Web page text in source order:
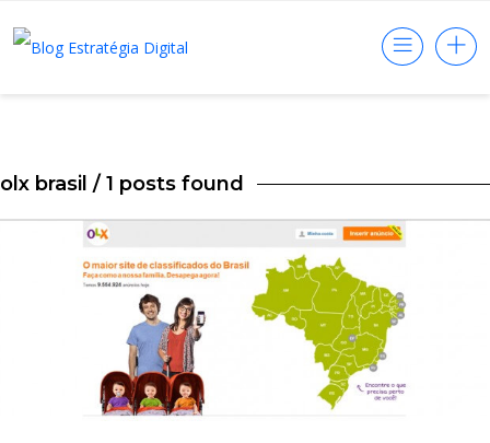
olx brasil / 1 posts found